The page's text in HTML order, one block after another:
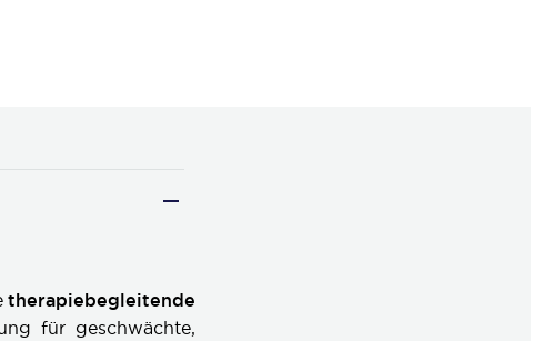
therapiebegleitende
für geschwächte,